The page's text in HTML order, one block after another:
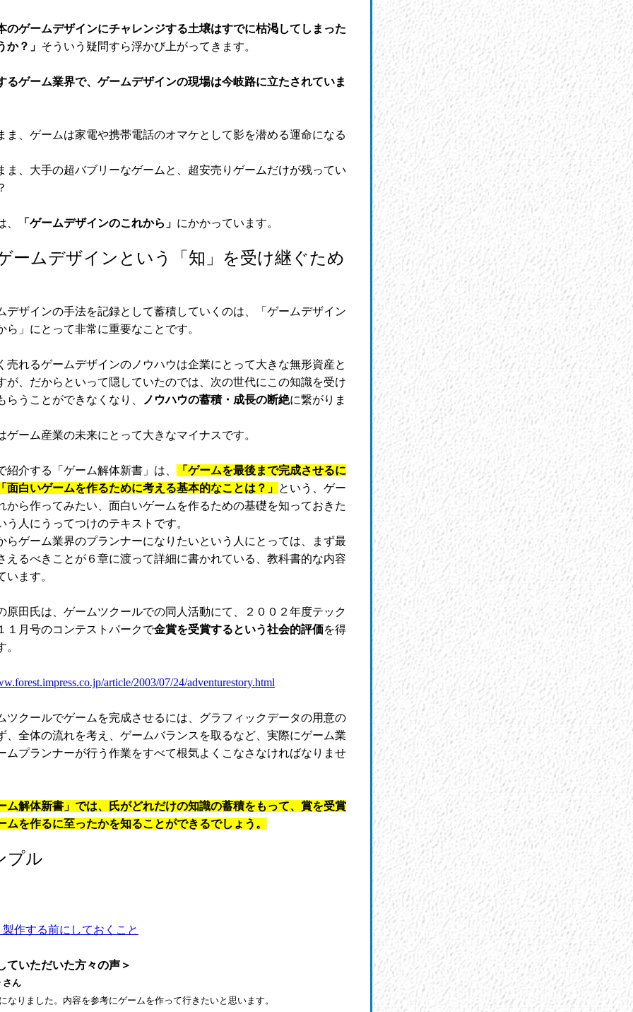
のゲームデザインにチャレンジする土壌はすでに枯渇してしまった
か？」 そういう疑問すら浮かび上がってきます。
ゲーム業界で、ゲームデザインの現場は今岐路に立たされていま
、ゲームは家電や携帯電話のオマケとして影を潜める運命になる
、大手の超バブリーなゲームと、超安売りゲームだけが残ってい
「ゲームデザインのこれから」 にかかっています。
ームデザインという「知」を受け継ぐため
ザインの手法を記録として蓄積していくのは、「ゲームデザイン
ら」にとって非常に重要なことです。
れるゲームデザインのノウハウは企業にとって大きな無形資産と
が、だからといって隠していたのでは、次の世代にこの知識を受け
らうことができなくなり、
ノウハウの蓄積・成長の断絶に繋がりま
ーム産業の未来にとって大きなマイナスです。
紹介する「ゲーム解体新書」は、
「ゲームを最後まで完成させるに
面白いゲームを作るために考える基本的なことは？」 という、ゲー
から作ってみたい、面白いゲームを作るための基礎を知っておきた
う人にうってつけのテキストです。
ゲーム業界のプランナーになりたいという人にとっては、まず最
えるべきことが６章に渡って詳細に書かれている、教科書的な内容
います。
田氏は、ゲームツクールでの同人活動にて、２００２年度テック
１月号のコンテストパークで金賞を受賞するという社会的評価を得
。
article/2003/07/24/adventurestory.html
クールでゲームを完成させるには、グラフィックデータの用意の
、全体の流れを考え、ゲームバランスを取るなど、実際にゲーム業
ムプランナーが行う作業をすべて根気よくこなさなければなりませ
解体新書」では、氏がどれだけの知識の蓄積をもって、賞を受賞
ムを作るに至ったかを知ることができるでしょう。
プル
作する前にしておくこと
ていただいた方々の声＞
さん
なりました。内容を参考にゲームを作って行きたいと思います。